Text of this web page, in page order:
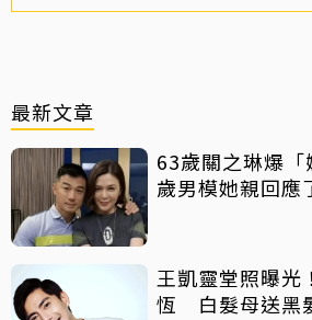
最新文章
63歲關之琳爆
歲男模她親回應
王凱靈堂照曝光
恆 白髮母送黑